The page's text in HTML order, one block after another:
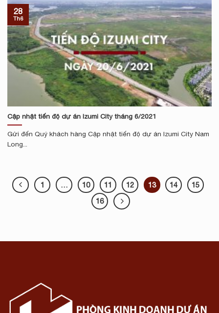
Cập nhật tiến độ dự án Izumi City tháng 6/2021
Gửi đến Quý khách hàng Cập nhật tiến độ dự án Izumi City Nam
Long...
28
Th6
1 … 10 11 12 13 14
15
16